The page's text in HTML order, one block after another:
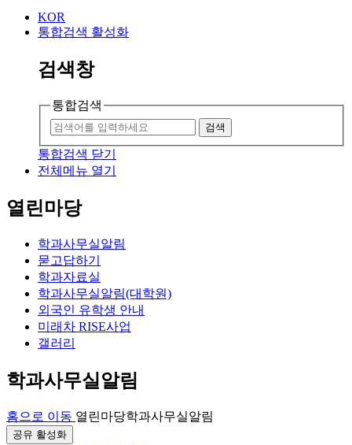
KOR
통합검색 활성화
검색창
통합검색
검색
통합검색 닫기
전체메뉴 열기
열린마당
학과사무실알림
묻고답하기
학과자료실
학과사무실알림(대학원)
외국인 유학생 안내
미래차 RISE사업
갤러리
학과사무실알림
홈으로 이동 열린마당학과사무실알림
공유 활성화